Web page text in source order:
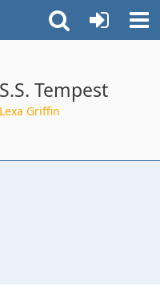
Tempest
Lexa Griffin